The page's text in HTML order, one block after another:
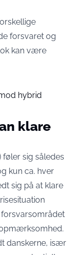
forsvaret og
kan være
hybrid
klare
føler sig således
kun ca. hver
sig på at klare
forsvarsområdet
danskerne, især